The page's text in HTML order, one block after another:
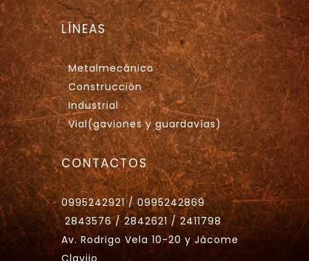
LÍNEAS
Metalmecánico
Construcción
Industrial
Vial(gaviones y guardavías)
CONTACTOS
0995242921 / 0995242869
2843576 / 2842621 / 2411798
Av. Rodrigo Vela 10-20 y Jácome